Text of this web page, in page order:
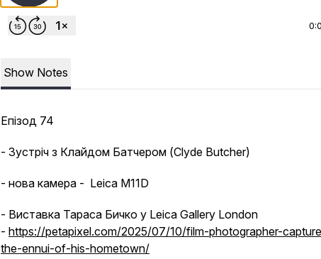
Show Notes
Епізод 74
- Зустріч з Клайдом Батчером (Clyde Butcher)
- нова камера - Leica M11D
- Виставка Тараса Бичко у Leica Gallery London
- https://petapixel.com/2025/07/10/film-photographer-
the-ennui-of-his-hometown/